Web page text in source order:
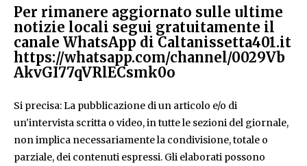
Per rimanere aggiornato sulle ultime
notizie locali segui gratuitamente il
canale WhatsApp di Caltanissetta401.it
https://whatsapp.com/channel/0029Vb
AkvGI77qVRlECsmk0o
Si precisa: La pubblicazione di un articolo e/o di
un'intervista scritta o video, in tutte le sezioni del giornale,
non implica necessariamente la condivisione, totale o
parziale, dei contenuti espressi. Gli elaborati possono